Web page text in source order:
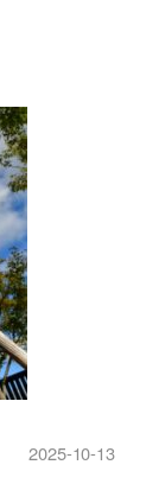
2025-10-13